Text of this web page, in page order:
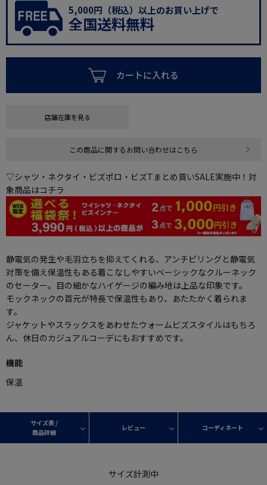
5,000円（税込）以上のお買い上げで
全国送料無料
カートに入れる
店舗在庫を見る
この商品に関するお問い合わせはこちら
▽シャツ・ネクタイ・ビズポロ・ビズTまとめ買いSALE実施中！対
象商品はコチラ
静電気の発生や毛羽立ちを抑えてくれる、アンチピリングと静電気
対策を備え保温性もある着こなしやすいベーシックなクルーネック
のセーター。目の細かなハイゲージの編み地は上品な印象です。
モックネックの首元が特長で保温性もあり、あたたかく着られま
す。
ジャケットやスラックスをあわせたウォームビズスタイルはもちろ
ん、休日のカジュアルコーデにもおすすめです。
機能
保温
サイズ表 /
商品詳細
レビュー コーディネート
サイズ計測中